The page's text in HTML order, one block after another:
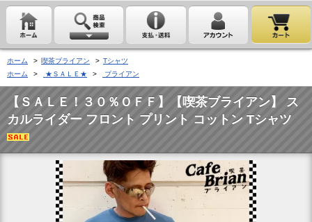
ホーム > 喫茶ブライアン > Tシャツ
ホーム
> ★ＳＡＬＥ★ > ブライアン
【ＳＡＬＥ！３０％ＯＦＦ】【喫茶ブライアン】 ス
カルライダー フロント プリント コットン Tシャツ